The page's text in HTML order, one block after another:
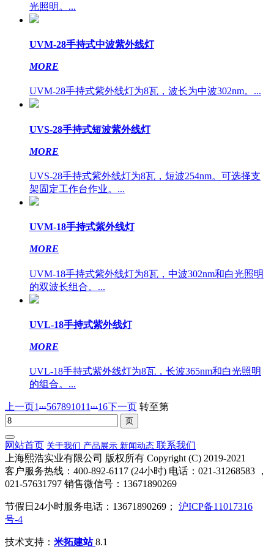
光照明。...
UVM-28手持式中波紫外线灯
MORE
UVM-28手持式紫外线灯为8瓦，波长为中波302nm。...
UVS-28手持式短波紫外线灯
MORE
UVS-28手持式紫外线灯为8瓦，短波254nm。可选择支
架固定工作台作业。...
UVM-18手持式紫外线灯
MORE
UVM-18手持式紫外线灯为8瓦，中波302nm和白光照明
的双波长组合。...
UVL-18手持式紫外线灯
MORE
UVL-18手持式紫外线灯为8瓦，长波365nm和白光照明
的组合。...
上一页1...567891011...16下一页 转至第
网站首页 关于我们 产品展示 新闻动态 联系我们
上海熙浩实业有限公司 版权所有 Copyright (C) 2019-2021
客户服务热线：400-892-6117 (24小时) 电话：021-31268583 ，
021-57631797 销售微信号：13671890269
节假日24小时服务电话：13671890269； 沪ICP备11017316
号-4
技术支持： 米拓建站8.1